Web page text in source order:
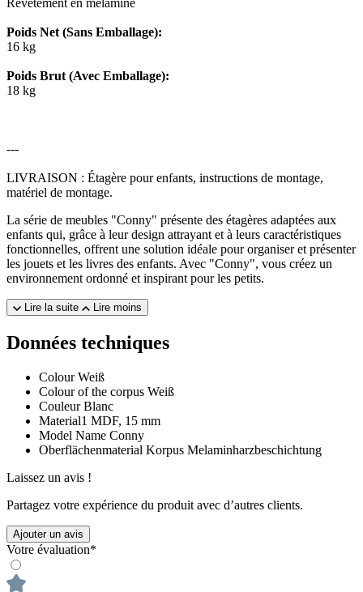
Poids Net (Sans Emballage):
16 kg
Poids Brut (Avec Emballage):
18 kg
---
LIVRAISON : Étagère pour enfants, instructions de montage,
matériel de montage.
La série de meubles "Conny" présente des étagères adaptées aux
enfants qui, grâce à leur design attrayant et à leurs caractéristiques
fonctionnelles, offrent une solution idéale pour organiser et présenter
les jouets et les livres des enfants. Avec "Conny", vous créez un
environnement ordonné et inspirant pour les petits.
Lire la suite Lire moins
Données techniques
Colour Weiß
Colour of the corpus Weiß
Couleur Blanc
Material1 MDF, 15 mm
Model Name Conny
Oberflächenmaterial Korpus Melaminharzbeschichtung
Laissez un avis !
Partagez votre expérience du produit avec d’autres clients.
Ajouter un avis
Votre évaluation*